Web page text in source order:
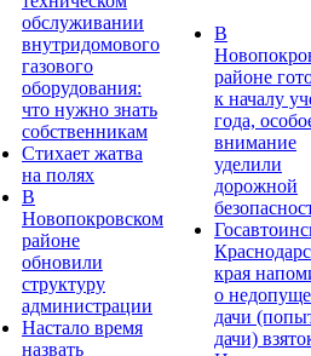
обслуживании
внутридомового
газового
оборудования:
что нужно знать
собственникам
Стихает жатва
на полях
В
Новопокровском
районе
обновили
структуру
администрации
Настало время
назвать
В
районе
к началу
года,
внимание
уделили
дорожной
края
о
дачи
дачи)